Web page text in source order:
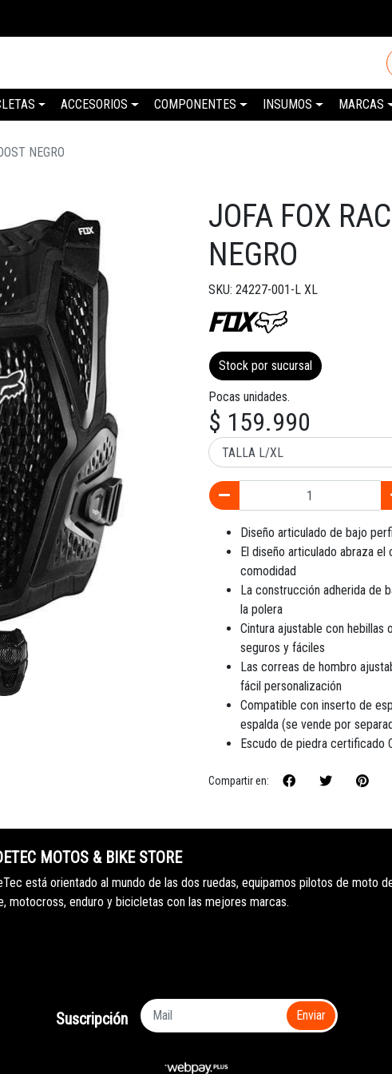
ACCESORIOS COMPONENTES INSUMOS MARCAS
NEGRO
JOFA FOX
NEGRO
SKU: 24227-001-L XL
Stock por sucursal
Pocas unidades.
$ 159.990
Diseño articulado de bajo
El diseño articulado abraza
comodidad
La construcción adherida de
la polera
Cintura ajustable con hebillas
seguros y fáciles
Las correas de hombro
fácil personalización
Compatible con inserto de
espalda (se vende por
Escudo de piedra certificado
Compartir en:
MOTOS & BIKE STORE
está orientado al mundo de las dos ruedas, equipamos pilotos de moto
motocross, enduro y bicicletas con las mejores marcas.
Suscripción Enviar